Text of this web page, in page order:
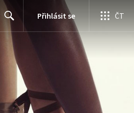
Search
Přihlásit se ČT